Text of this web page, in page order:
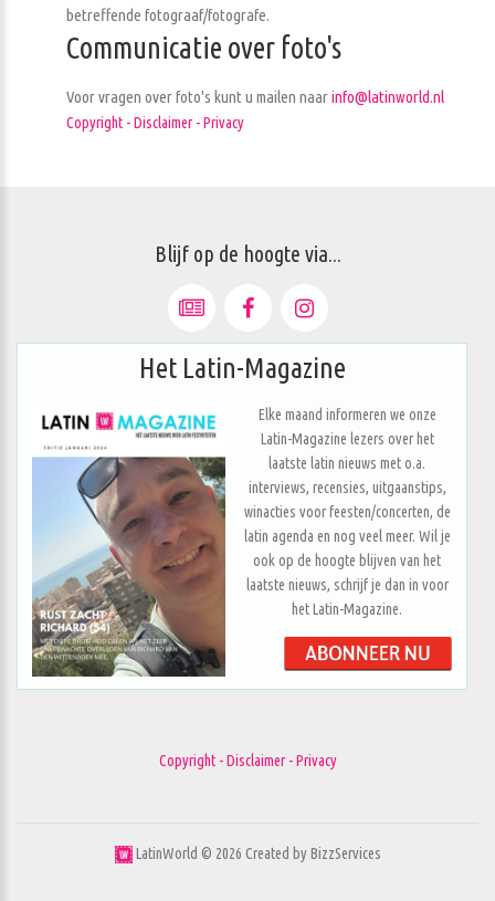
betreffende fotograaf/fotografe.
Communicatie over foto's
Voor vragen over foto's kunt u mailen naarinfo@latinworld.nl
Copyright - Disclaimer - Privacy
Blijf op de hoogte via...
Het Latin-Magazine
Elke maand informeren we onze
Latin-Magazine lezers over het
laatste latin nieuws met o.a.
interviews, recensies, uitgaanstips,
winacties voor feesten/concerten, de
latin agenda en nog veel meer. Wil je
ook op de hoogte blijven van het
laatste nieuws, schrijf je dan in voor
het Latin-Magazine.
Copyright - Disclaimer - Privacy
LatinWorld © 2026 Created byBizzServices